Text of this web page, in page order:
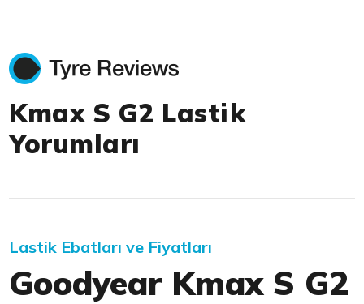
Kmax S G2 Lastik
Yorumları
Lastik Ebatları ve Fiyatları
Goodyear Kmax S G2